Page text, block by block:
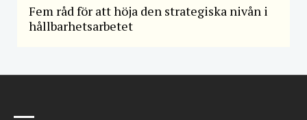
Fem råd för att höja den strategiska nivån i
hållbarhetsarbetet